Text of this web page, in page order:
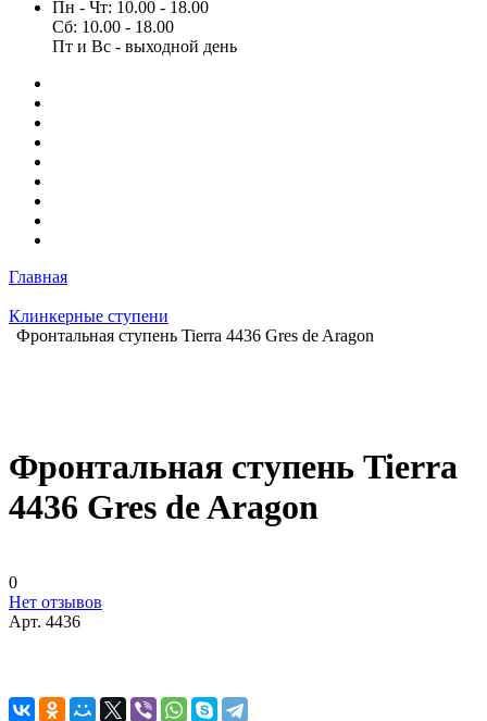
Пн - Чт: 10.00 - 18.00
Сб: 10.00 - 18.00
Пт и Вс - выходной день
Главная
Клинкерные ступени
Фронтальная ступень Tierra 4436 Gres de Aragon
Фронтальная ступень Tierra
4436 Gres de Aragon
0
Нет отзывов
Арт. 4436